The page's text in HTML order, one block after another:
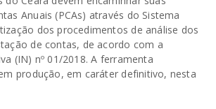
Anuais (PCAs) através do Sistema
dos procedimentos de análise dos
de contas, de acordo com a
(IN) nº 01/2018. A ferramenta
produção, em caráter definitivo, nesta